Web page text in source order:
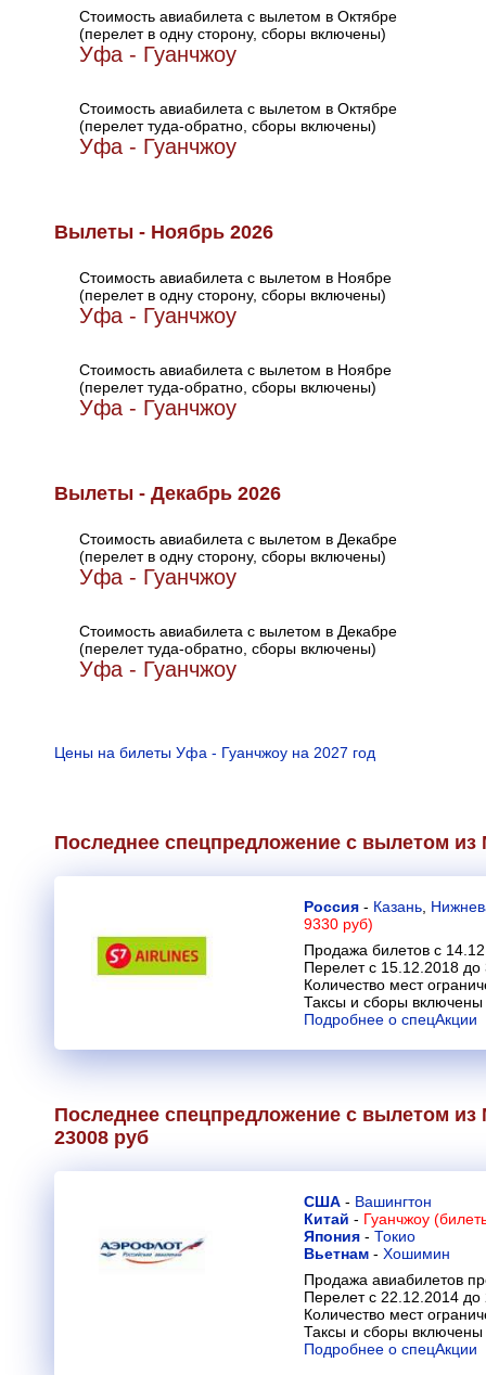
Стоимость авиабилета с вылетом в Октябре
(перелет в одну сторону, сборы включены)
Уфа - Гуанчжоу
Стоимость авиабилета с вылетом в Октябре
(перелет туда-обратно, сборы включены)
Уфа - Гуанчжоу
Вылеты - Ноябрь 2026
Стоимость авиабилета с вылетом в Ноябре
(перелет в одну сторону, сборы включены)
Уфа - Гуанчжоу
Стоимость авиабилета с вылетом в Ноябре
(перелет туда-обратно, сборы включены)
Уфа - Гуанчжоу
Вылеты - Декабрь 2026
Стоимость авиабилета с вылетом в Декабре
(перелет в одну сторону, сборы включены)
Уфа - Гуанчжоу
Стоимость авиабилета с вылетом в Декабре
(перелет туда-обратно, сборы включены)
Уфа - Гуанчжоу
Цены на билеты Уфа - Гуанчжоу на 2027 год
Последнее спецпредложение с вылетом
Россия - Казань
9330 руб)
Продажа билетов с
Перелет с 15.12.2018 до
Количество мест
Таксы и сборы включены
Подробнее о спецАкции
Последнее спецпредложение с вылетом
23008 руб
США - Вашингтон
Китай - Гуанчжоу
Япония - Токио
Вьетнам - Хошимин
Продажа авиабилетов
Перелет с 22.12.2014 до
Количество мест
Таксы и сборы включены
Подробнее о спецАкции